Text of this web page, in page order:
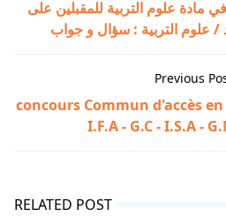
(71 سؤال) في مادة علوم التربية للمقبلين على
/ علوم التربية : سؤال و جواب
Previous
concours Commun d'accès
I.F.A - G.C - I.S.A -
RELATED POST